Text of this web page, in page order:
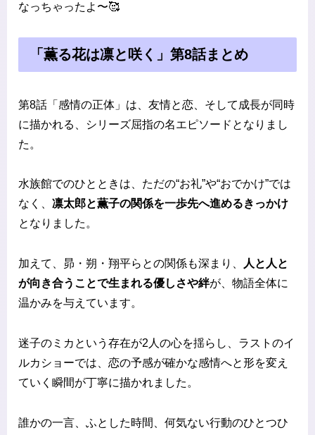
なっちゃったよ〜🥰
「薫る花は凛と咲く」第8話まとめ
第8話「感情の正体」は、友情と恋、そして成長が同時
に描かれる、シリーズ屈指の名エピソードとなりまし
た。
水族館でのひとときは、ただの“お礼”や“おでかけ”では
なく、 凛太郎と薫子の関係を一歩先へ進めるきっかけ
となりました。
加えて、昴・朔・翔平らとの関係も深まり、
人と人と
が向き合うことで生まれる優しさや絆が、物語全体に
温かみを与えています。
迷子のミカという存在が2人の心を揺らし、ラストのイ
ルカショーでは、恋の予感が確かな感情へと形を変え
ていく瞬間が丁寧に描かれました。
誰かの一言、ふとした時間、何気ない行動のひとつひ